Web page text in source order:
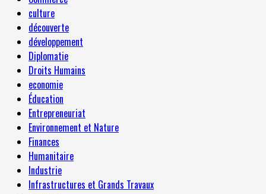
culture
découverte
développement
Diplomatie
Droits Humains
economie
Éducation
Entrepreneuriat
Environnement et Nature
Finances
Humanitaire
Industrie
Infrastructures et Grands Travaux